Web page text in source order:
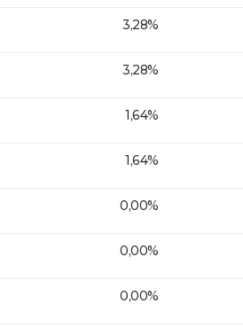
3,28%
3,28%
1,64%
1,64%
0,00%
0,00%
0,00%